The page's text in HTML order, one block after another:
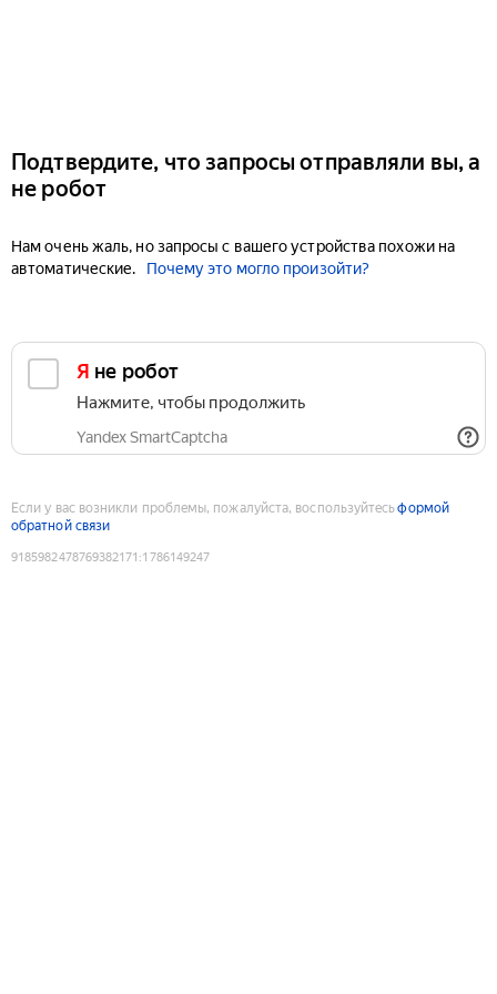
Подтвердите, что запросы отправляли вы, а
не робот
Нам очень жаль, но запросы с вашего устройства похожи на
автоматические.
Почему это могло произойти?
Я не робот
Нажмите, чтобы продолжить
Yandex SmartCaptcha
Если у вас возникли проблемы, пожалуйста, воспользуйтесьформой
обратной связи
9185982478769382171 :1786149247